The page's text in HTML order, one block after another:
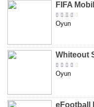
Oyun
Oyun